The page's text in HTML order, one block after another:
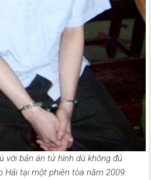
với bản án tử hình dù không đủ
Hải tại một phiên tòa năm 2009.